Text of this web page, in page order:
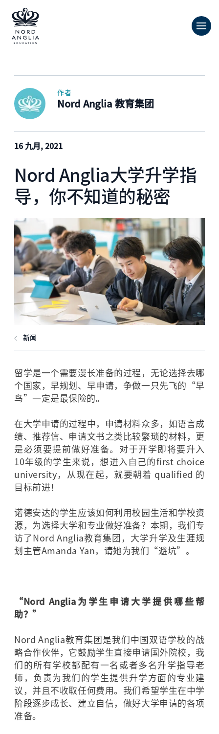
作者
Nord Anglia 教育集团
16 九月, 2021
Nord Anglia大学升学指
导，你不知道的秘密
新闻
留学是一个需要漫长准备的过程，无论选择去哪
个国家，早规划、早申请，争做一只先飞的“早
鸟”一定是最保险的。
在大学申请的过程中，申请材料众多，如语言成
绩、推荐信、申请文书之类比较繁琐的材料，更
是必须要提前做好准备。对于开学即将要升入
10年级的学生来说，想进入自己的first choice
university，从现在起，就要朝着 qualified 的
目标前进！
诺德安达的学生应该如何利用校园生活和学校资
源，为选择大学和专业做好准备？本期，我们专
访了Nord Anglia教育集团，大学升学及生涯规
划主管Amanda Yan，请她为我们“避坑”。
“Nord Anglia为学生申请大学提供哪些帮
助？”
Nord Anglia教育集团是我们中国双语学校的战
略合作伙伴，它鼓励学生直接申请国外院校，我
们的所有学校都配有一名或者多名升学指导老
师，负责为我们的学生提供升学方面的专业建
议，并且不收取任何费用。我们希望学生在中学
阶段逐步成长、建立自信，做好大学申请的各项
准备。